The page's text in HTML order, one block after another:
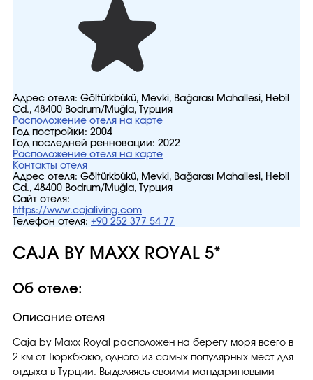
Адрес отеля: Göltürkbükü, Mevki, Bağarası Mahallesi, Hebil
Cd., 48400 Bodrum/Muğla, Турция
Расположение отеля на карте
Год постройки: 2004
Год последней ренновации: 2022
Расположение отеля на карте
Контакты отеля
Адрес отеля: Göltürkbükü, Mevki, Bağarası Mahallesi, Hebil
Cd., 48400 Bodrum/Muğla, Турция
Сайт отеля:
https://www.cajaliving.com
Телефон отеля: +90 252 377 54 77
CAJA BY MAXX ROYAL 5*
Об отеле:
Описание отеля
Caja by Maxx Royal расположен на берегу моря всего в
2 км от Тюркбюкю, одного из самых популярных мест для
отдыха в Турции. Выделяясь своими мандариновыми